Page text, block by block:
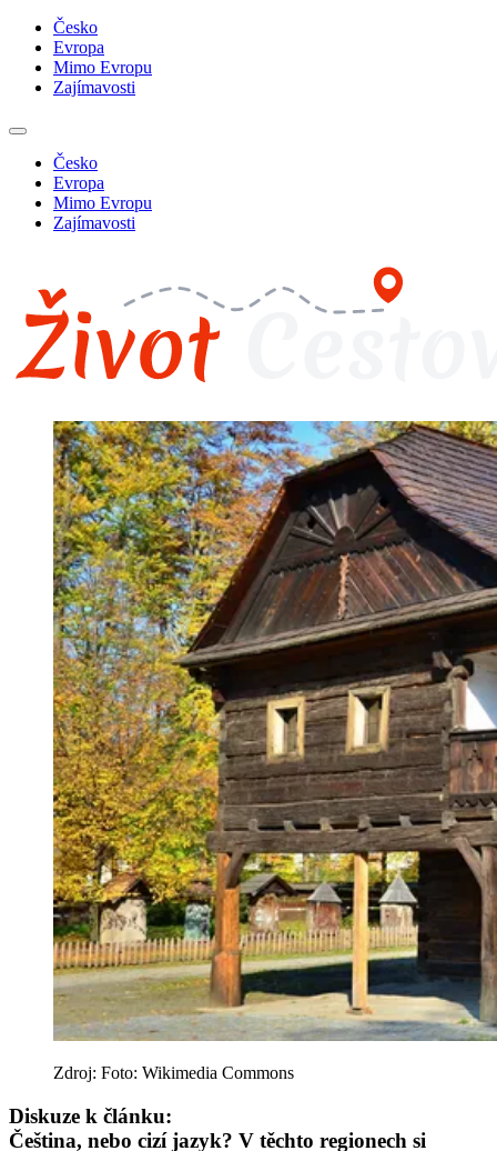
Česko
Evropa
Mimo Evropu
Zajímavosti
Česko
Evropa
Mimo Evropu
Zajímavosti
Zdroj: Foto: Wikimedia Commons
Diskuze k článku:
Čeština, nebo cizí jazyk? V těchto regionech si